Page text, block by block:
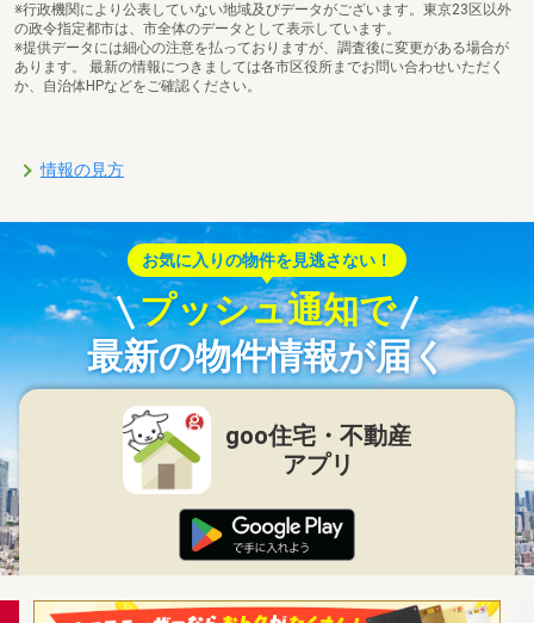
※行政機関により公表していない地域及びデータがございます。東京23区以外
の政令指定都市は、市全体のデータとして表示しています。
※提供データには細心の注意を払っておりますが、調査後に変更がある場合が
あります。 最新の情報につきましては各市区役所までお問い合わせいただく
か、自治体HPなどをご確認ください。
情報の見方
お気に入りの物件を見逃さない！
プッシュ通知で
最新の物件情報が届く
goo住宅・不動産
アプリ